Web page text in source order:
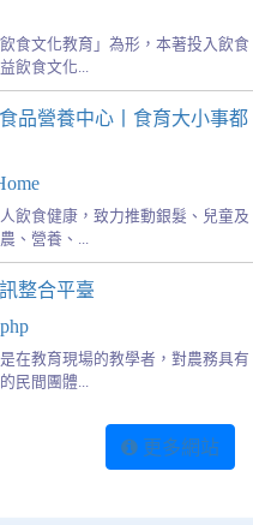
食文化教育」為形，本著投入飲食
飲食文化...
品營養中心丨食育大小事都
飲食健康，致力推動銀髮、兒童及
、營養、...
整合平臺
在教育現場的教學者，對農務具有
民間團體...
更多網站